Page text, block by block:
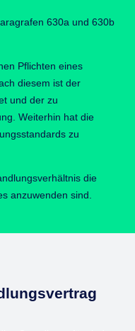
630a und 630b
Pflichten eines
diesem ist der
und der zu
Weiterhin hat die
zu
die
anzuwenden sind.